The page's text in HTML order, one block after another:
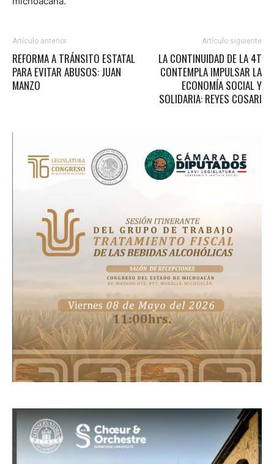
Artículo anterior
REFORMA A TRÁNSITO ESTATAL
PARA EVITAR ABUSOS: JUAN
MANZO
Artículo siguiente
LA CONTINUIDAD DE LA 4T
CONTEMPLA IMPULSAR LA
ECONOMÍA SOCIAL Y
SOLIDARIA: REYES COSARI